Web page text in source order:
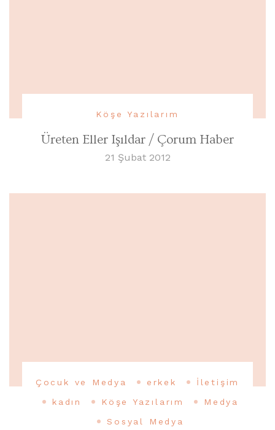
Köşe Yazılarım
Üreten Eller Işıldar / Çorum Haber
21 Şubat 2012
Çocuk ve Medya erkek
İletişim
kadın
Köşe Yazılarım
Medya
Sosyal Medya